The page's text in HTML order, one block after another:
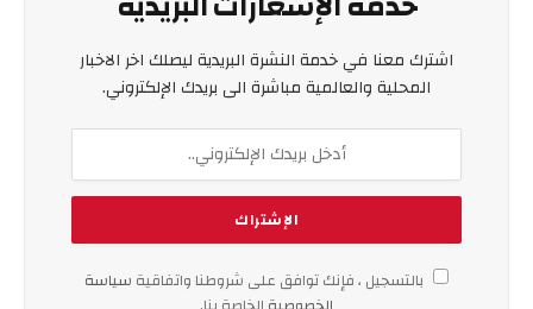
اشترك معنا في خدمة النشرة البريدية ليصلك اخر الاخبار
المحلية والعالمية مباشرة الى بريدك الإلكتروني.
بالتسجيل ، فإنك توافق على شروطنا واتفاقية سياسة